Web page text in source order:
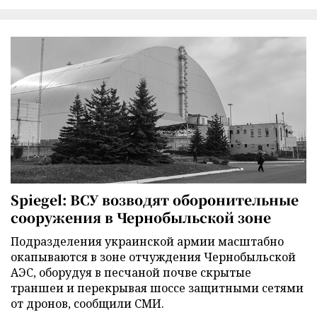
Spiegel: ВСУ возводят оборонительные
сооружения в Чернобыльской зоне
Подразделения украинской армии масштабно
окапываются в зоне отчуждения Чернобыльской
АЭС, оборудуя в песчаной почве скрытые
траншеи и перекрывая шоссе защитными сетями
от дронов, сообщили СМИ.